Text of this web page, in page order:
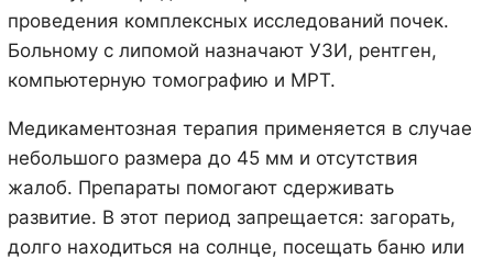
проведения комплексных исследований почек.
Больному с липомой назначают УЗИ, рентген,
компьютерную томографию и МРТ.
Медикаментозная терапия применяется в случае
небольшого размера до 45 мм и отсутствия
жалоб. Препараты помогают сдерживать
развитие. В этот период запрещается: загорать,
долго находиться на солнце, посещать баню или